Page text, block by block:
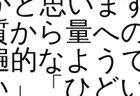
ら量へ
的なよう
」「ひど